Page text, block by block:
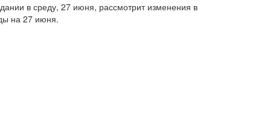
в среду, 27 июня, рассмотрит изменения в
на 27 июня.